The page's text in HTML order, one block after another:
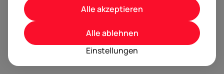
Einstellungen
Alle ablehnen
Alle akzeptieren